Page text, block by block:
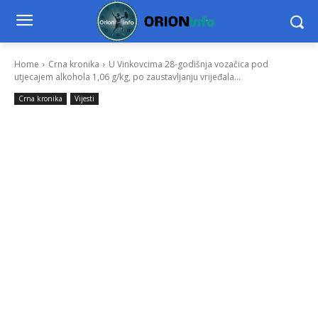
Home Crna kronika
U Vinkovcima 28-godišnja vozačica pod
utjecajem alkohola 1,06 g/kg, po zaustavljanju vrijeđala...
Crna kronika Vijesti